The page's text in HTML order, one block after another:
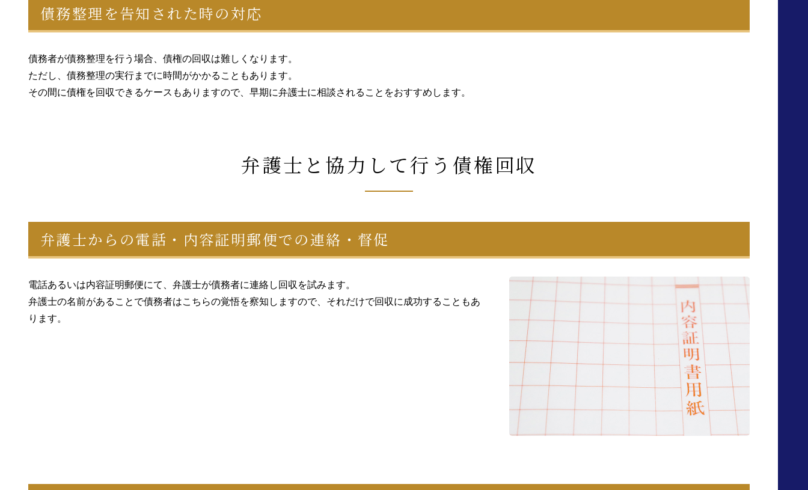
債務整理を告知された時の対応
債務者が債務整理を行う場合、債権の回収は難しくなります。
ただし、債務整理の実行までに時間がかかることもあります。
その間に債権を回収できるケースもありますので、早期に弁護士に相談されることをおすすめします。
弁護士と協力して行う 債権回収
弁護士からの電話・内容証明郵便での連絡・督促
電話あるいは内容証明郵便にて、弁護士が債務者に連絡し回収を試みます。
弁護士の名前があることで債務者はこちらの覚悟を察知しますので、それだけで回収に成功することもあ
ります。